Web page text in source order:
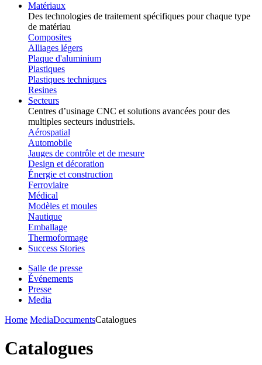
Matériaux
Des technologies de traitement spécifiques pour chaque type
de matériau
Composites
Alliages légers
Plaque d'aluminium
Plastiques
Plastiques techniques
Resines
Secteurs
Centres d’usinage CNC et solutions avancées pour des
multiples secteurs industriels.
Aérospatial
Automobile
Jauges de contrôle et de mesure
Design et décoration
Énergie et construction
Ferroviaire
Médical
Modèles et moules
Nautique
Emballage
Thermoformage
Success Stories
Salle de presse
Événements
Presse
Media
Home MediaDocumentsCatalogues
Catalogues